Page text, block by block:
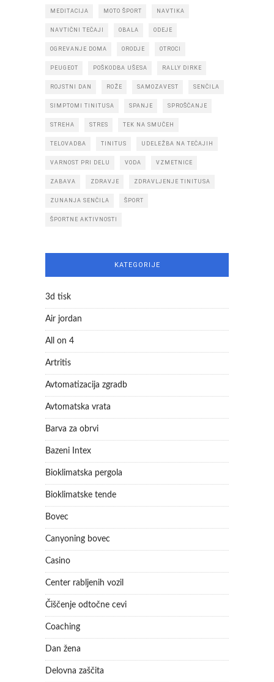
MEDITACIJA MOTO ŠPORT NAVTIKA
NAVTIČNI TEČAJI OBALA ODEJE
OGREVANJE DOMA ORODJE OTROCI
PEUGEOT POŠKODBA UŠESA RALLY DIRKE
ROJSTNI DAN ROŽE SAMOZAVEST SENČILA
SIMPTOMI TINITUSA SPANJE SPROŠČANJE
STREHA STRES TEK NA SMUČEH
TELOVADBA TINITUS UDELEŽBA NA TEČAJIH
VARNOST PRI DELU VODA VZMETNICE
ZABAVA ZDRAVJE ZDRAVLJENJE TINITUSA
ZUNANJA SENČILA ŠPORT
ŠPORTNE AKTIVNOSTI
KATEGORIJE
3d tisk
Air jordan
All on 4
Artritis
Avtomatizacija zgradb
Avtomatska vrata
Barva za obrvi
Bazeni Intex
Bioklimatska pergola
Bioklimatske tende
Bovec
Canyoning bovec
Casino
Center rabljenih vozil
Čiščenje odtočne cevi
Coaching
Dan žena
Delovna zaščita